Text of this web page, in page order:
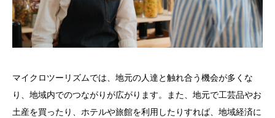
マイクロツーリズムでは、地元の人達と触れ合う機会が多くな
り、地域内でのつながりが広がります。また、地元で工芸品やお
土産を買ったり、ホテルや旅館を利用したりすれば、地域経済に